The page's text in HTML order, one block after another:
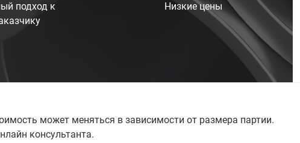
подход к
Низкие цены
может меняться в зависимости от размера партии.
консультанта.